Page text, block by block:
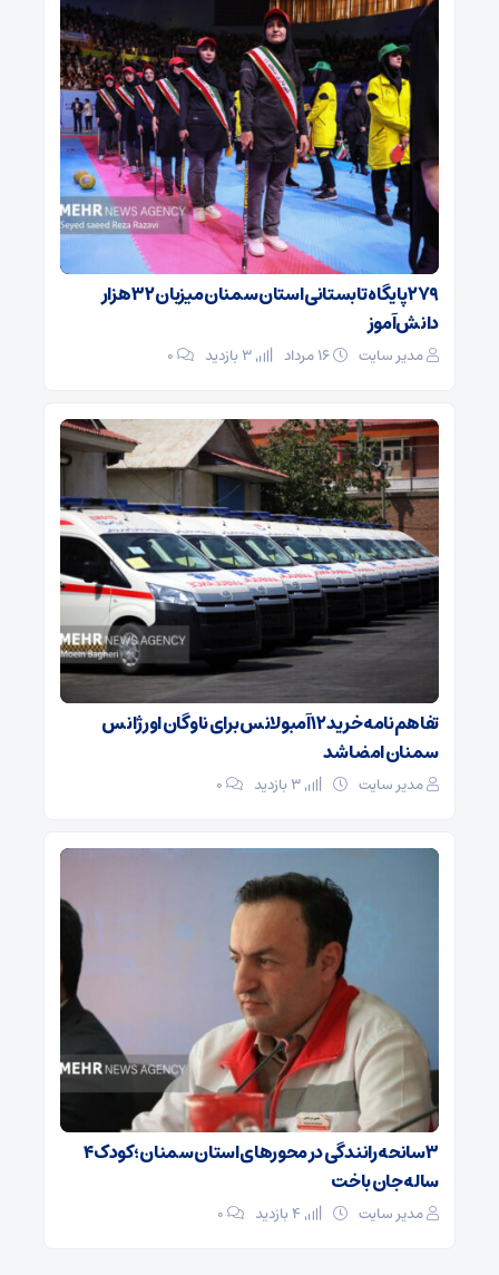
۲۷۹ پایگاه تابستانی استان سمنان میزبان ۳۲ هزار
دانش‌آموز
مدیر سایت ۰
تفاهم‌نامه خرید ۱۲ آمبولانس برای ناوگان اورژانس
سمنان امضا شد
مدیر سایت ۰
۳ سانحه رانندگی در محورهای استان سمنان؛ کودک ۴
ساله جان باخت
مدیر سایت ۰